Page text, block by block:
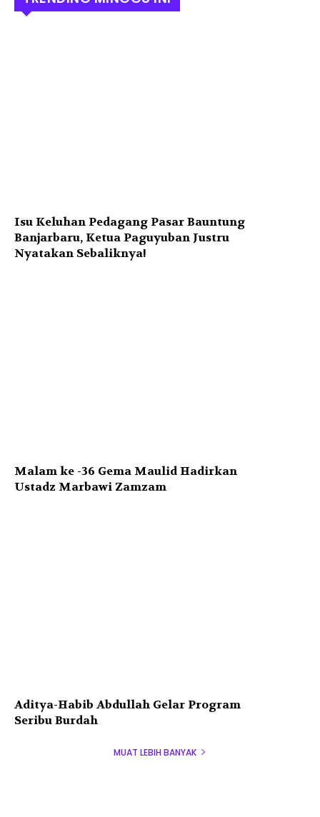
Isu Keluhan Pedagang Pasar Bauntung
Banjarbaru, Ketua Paguyuban Justru
Nyatakan Sebaliknya!
Malam ke -36 Gema Maulid Hadirkan
Ustadz Marbawi Zamzam
Aditya-Habib Abdullah Gelar Program
Seribu Burdah
MUAT LEBIH BANYAK